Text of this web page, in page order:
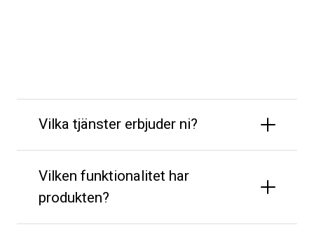
Vilka tjänster erbjuder ni?
Vilken funktionalitet har
produkten?